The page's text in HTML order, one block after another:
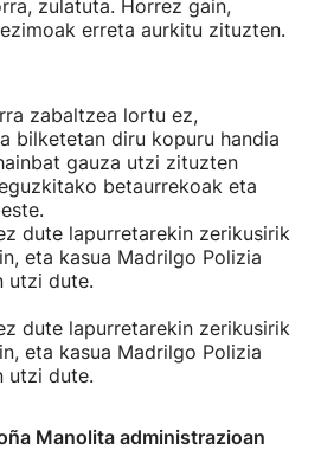
zulatuta. Horrez gain,
erreta aurkitu zituzten.
zabaltzea lortu ez,
bilketetan diru kopuru handia
gauza utzi zituzten
betaurrekoak eta
dute lapurretarekin zerikusirik
eta kasua Madrilgo Polizia
utzi dute.
dute lapurretarekin zerikusirik
eta kasua Madrilgo Polizia
utzi dute.
Manolita administrazioan